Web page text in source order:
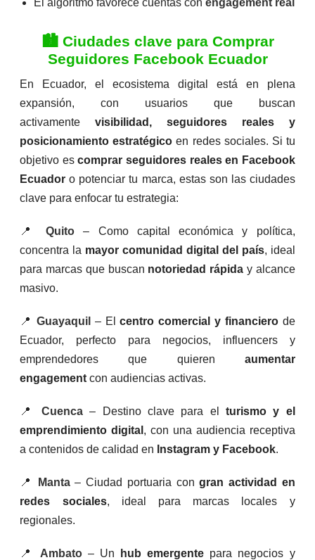
🏙️ Ciudades clave para Comprar
Seguidores Facebook Ecuador
En Ecuador, el ecosistema digital está en plena
expansión, con usuarios que buscan
activamentevisibilidad, seguidores reales y
posicionamiento estratégico en redes sociales. Si tu
objetivo escomprar seguidores reales en Facebook
Ecuador o potenciar tu marca, estas son las ciudades
clave para enfocar tu estrategia:
📍 Quito– Como capital económica y política,
concentra la mayor comunidad digital del país, ideal
para marcas que buscan notoriedad rápida y alcance
masivo.
📍Guayaquil – Elcentro comercial y financierode
Ecuador, perfecto para negocios, influencers y
emprendedores que quieren aumentar
engagement con audiencias activas.
📍Cuenca – Destino clave para el turismo y el
emprendimiento digital , con una audiencia receptiva
a contenidos de calidad en Instagram y Facebook.
📍 Manta– Ciudad portuaria congran actividad en
redes sociales, ideal para marcas locales y
regionales.
📍 Ambato– Un hub emergente para negocios y